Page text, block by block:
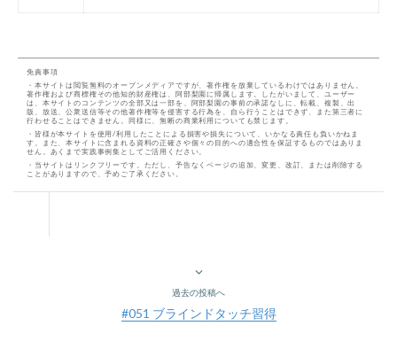
免責事項
・本サイトは閲覧無料のオープンメディアですが、著作権を放棄しているわけではありません。
著作権および商標権その他知的財産権は、阿部梨園に帰属します。したがいまして、ユーザー
は、本サイトのコンテンツの全部又は一部を、阿部梨園の事前の承諾なしに、転載、複製、出
版、放送、公衆送信等その他著作権等を侵害する行為を、自ら行うことはできず、また第三者に
行わせることはできません。同様に、無断の商業利用についても禁じます。
・皆様が本サイトを使用/利用したことによる損害や損失について、いかなる責任も負いかねま
す。また、本サイトに含まれる資料の正確さや個々の目的への適合性を保証するものではありま
せん。あくまで実践事例集としてご活用ください。
・当サイトはリンクフリーです。ただし、予告なくページの追加、変更、改訂、または削除する
ことがありますので、予めご了承ください。
過去の投稿へ
#051 ブラインドタッチ習得